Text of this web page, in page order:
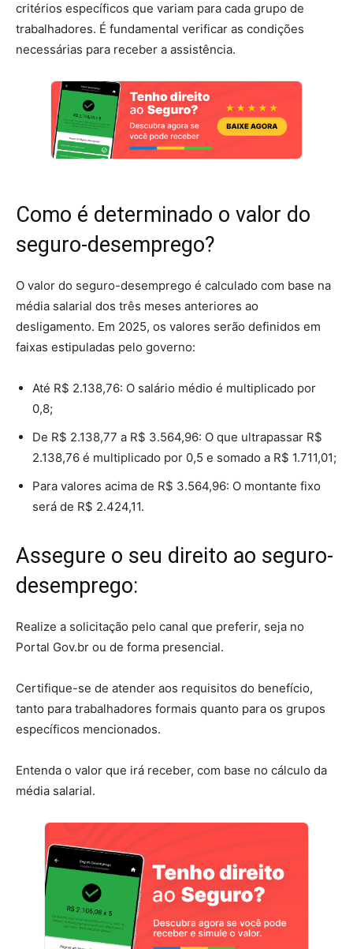
critérios específicos que variam para cada grupo de
trabalhadores. É fundamental verificar as condições
necessárias para receber a assistência.
Como é determinado o valor do
seguro-desemprego?
O valor do seguro-desemprego é calculado com base na
média salarial dos três meses anteriores ao
desligamento. Em 2025, os valores serão definidos em
faixas estipuladas pelo governo:
Até R$ 2.138,76: O salário médio é multiplicado por
0,8;
De R$ 2.138,77 a R$ 3.564,96: O que ultrapassar R$
2.138,76 é multiplicado por 0,5 e somado a R$ 1.711,01;
Para valores acima de R$ 3.564,96: O montante fixo
será de R$ 2.424,11.
Assegure o seu direito ao seguro-
desemprego:
Realize a solicitação pelo canal que preferir, seja no
Portal Gov.br ou de forma presencial.
Certifique-se de atender aos requisitos do benefício,
tanto para trabalhadores formais quanto para os grupos
específicos mencionados.
Entenda o valor que irá receber, com base no cálculo da
média salarial.